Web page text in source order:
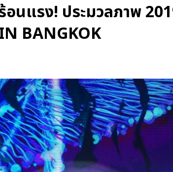
นแรง! ประมวลภาพ
BANGKOK